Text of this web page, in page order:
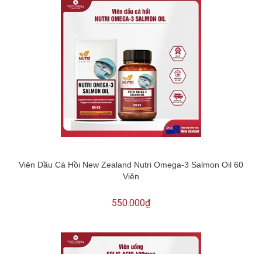
Viên Dầu Cá Hồi New Zealand Nutri Omega-3 Salmon Oil 60
Viên
550.000₫